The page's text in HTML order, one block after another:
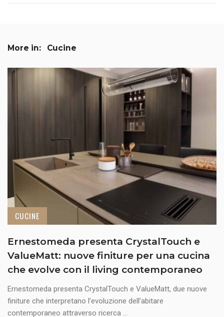
More in: Cucine
CUCINE
Ernestomeda presenta CrystalTouch e
ValueMatt: nuove finiture per una cucina
che evolve con il living contemporaneo
Ernestomeda presenta CrystalTouch e ValueMatt, due nuove
finiture che interpretano l’evoluzione dell’abitare
contemporaneo attraverso ricerca ...